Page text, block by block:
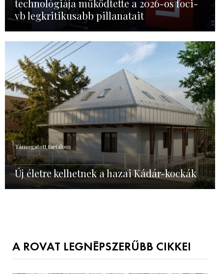
technológiája működtette a 2026-os foci-
vb legkritikusabb pillanatait
Támogatott tartalom
Új életre kelhetnek a hazai Kádár-kockák
A ROVAT LEGNÉPSZERŰBB CIKKEI